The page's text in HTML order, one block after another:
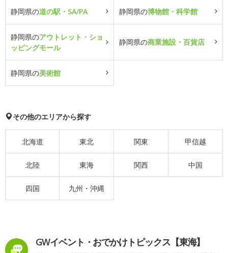
静岡県の道の駅・SA/PA 静岡県の博物館・科学館
静岡県のアウトレット・ショ
ッピングモール
静岡県の商業施設・百貨店
静岡県の美術館
その他のエリアから探す
北海道 東北 関東 甲信越
北陸 東海 関西 中国
四国 九州・沖縄
GWイベント・おでかけトピックス【東海】